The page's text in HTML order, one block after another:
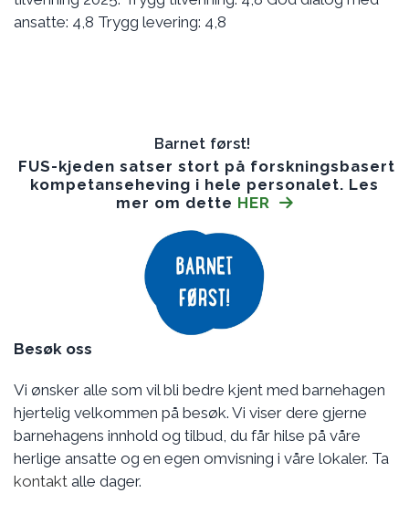
ansatte: 4,8 Trygg levering: 4,8
Barnet først!
FUS-kjeden satser stort på forskningsbasert
kompetanseheving i hele personalet. Les
mer om dette HER
Besøk oss
Vi ønsker alle som vil bli bedre kjent med barnehagen
hjertelig velkommen på besøk. Vi viser dere gjerne
barnehagens innhold og tilbud, du får hilse på våre
herlige ansatte og en egen omvisning i våre lokaler. Ta
kontakt alle dager.